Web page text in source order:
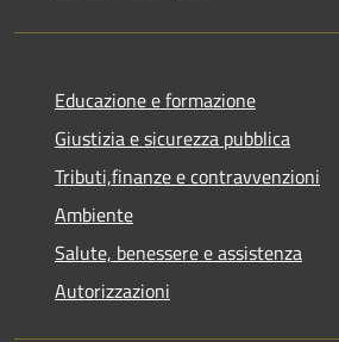
Educazione e formazione
Giustizia e sicurezza pubblica
Tributi,finanze e contravvenzioni
Ambiente
Salute, benessere e assistenza
Autorizzazioni